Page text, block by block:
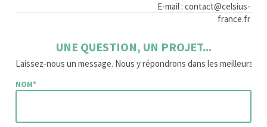
E-mail : contact@celsius-
france.fr
UNE QUESTION, UN PROJET...
Laissez-nous un message. Nous y répondrons dans les meilleurs
NOM*